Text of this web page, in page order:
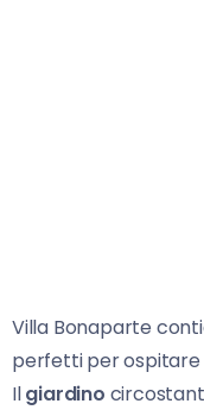
Villa Bonaparte
perfetti per ospitare
Ilgiardino